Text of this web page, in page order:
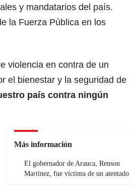
y mandatarios del país.
la Fuerza Pública en los
violencia en contra de un
el bienestar y la seguridad de
país contra ningún
Más información
El gobernador de Arauca, Renson
Martínez, fue víctima de un atentado